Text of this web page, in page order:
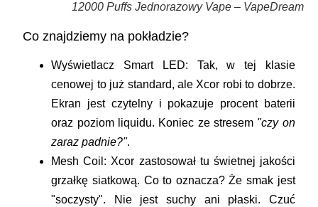
12000 Puffs Jednorazowy Vape – VapeDream
Co znajdziemy na pokładzie?
Wyświetlacz Smart LED: Tak, w tej klasie
cenowej to już standard, ale Xcor robi to dobrze.
Ekran jest czytelny i pokazuje procent baterii
oraz poziom liquidu. Koniec ze stresem "czy on
zaraz padnie?".
Mesh Coil: Xcor zastosował tu świetnej jakości
grzałkę siatkową. Co to oznacza? Że smak jest
"soczysty". Nie jest suchy ani płaski. Czuć